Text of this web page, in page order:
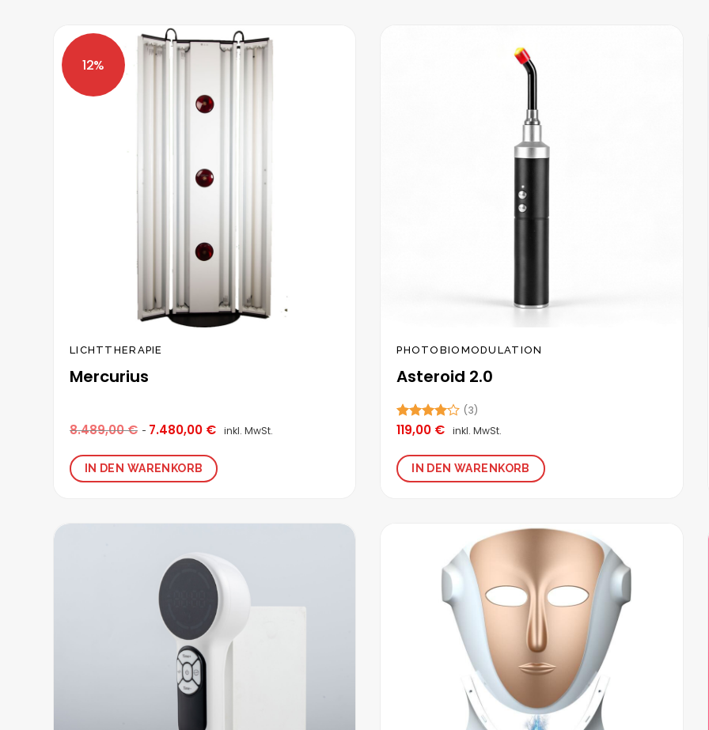
LICHTTHERAPIE
Mercurius
8.489,00€ 7.480,00 € inkl. MwSt.
IN DEN WARENKORB
PHOTOBIOMODULATION
Asteroid 2.0
Bewertet
von 5
(3)
119,00 € inkl. MwSt.
IN DEN WARENKORB
Wunschliste
hinzufügen